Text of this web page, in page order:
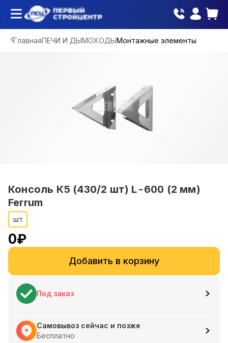
ГлавнаяПЕЧИ И ДЫМОХОДЫМонтажные элементы
Консоль К5 (430/2 шт) L-600 (2 мм)
Ferrum
шт
0₽
Добавить в корзину
Под заказ
Самовывоз сейчас и позже
Бесплатно